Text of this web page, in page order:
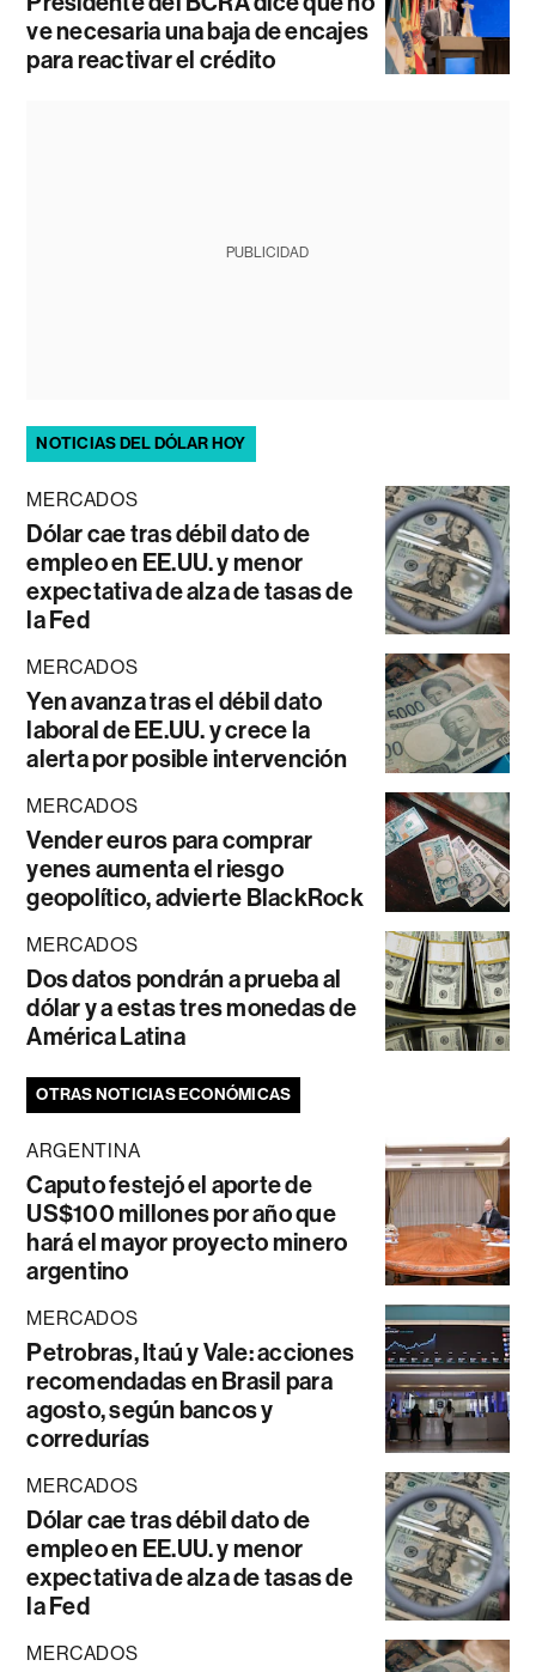
ve necesaria una baja de encajes
para reactivar el crédito
PUBLICIDAD
NOTICIAS DEL DÓLAR HOY
MERCADOS
Dólar cae tras débil dato de
empleo en EE.UU. y menor
expectativa de alza de tasas de
la Fed
MERCADOS
Yen avanza tras el débil dato
laboral de EE.UU. y crece la
alerta por posible intervención
MERCADOS
Vender euros para comprar
yenes aumenta el riesgo
geopolítico, advierte BlackRock
MERCADOS
Dos datos pondrán a prueba al
dólar y a estas tres monedas de
América Latina
OTRAS NOTICIAS ECONÓMICAS
ARGENTINA
Caputo festejó el aporte de
US$100 millones por año que
hará el mayor proyecto minero
argentino
MERCADOS
Petrobras, Itaú y Vale: acciones
recomendadas en Brasil para
agosto, según bancos y
corredurías
MERCADOS
Dólar cae tras débil dato de
empleo en EE.UU. y menor
expectativa de alza de tasas de
la Fed
MERCADOS